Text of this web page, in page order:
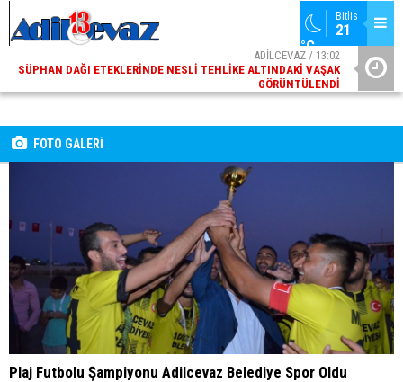
Bitlis
21
°C
ADİLCEVAZ / 13:02
SÜPHAN DAĞI ETEKLERINDE NESLI TEHLIKE ALTINDAKI VAŞAK
GÖRÜNTÜLENDI
ADİLCEVAZ / 09:10
ADILCEVAZ ESKI KAYMAKAMLARINDAN MUSTAFA ÇIFTÇI
FOTO GALERİ
Plaj Futbolu Şampiyonu Adilcevaz Belediye Spor Oldu